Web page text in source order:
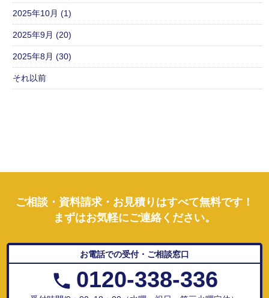
2025年10月 (1)
2025年9月 (20)
2025年8月 (30)
それ以前
ご相談・資料請求・お見積りはすべて無料です！
まずはお気軽にご連絡ください。
お電話での受付・ご相談窓口
0120-338-336